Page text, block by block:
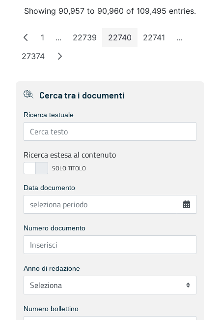
Showing 90,957 to 90,960 of 109,495 entries.
Page
1 ...Intermediate Pages
Page
22739 Page
22740 Page
22741 ...
Page
27374
Cerca tra i documenti
Ricerca testuale
Ricerca estesa al contenuto
Data documento
Numero documento
Anno di redazione
Numero bollettino